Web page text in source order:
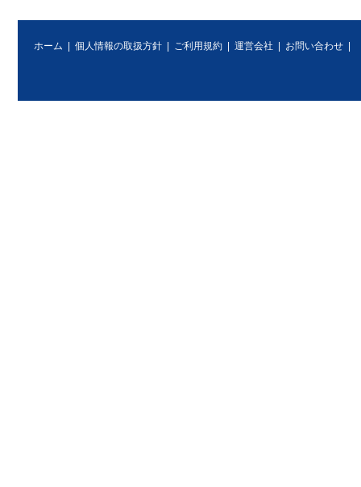
ホーム 個人情報の取扱方針 ご利用規約 運営会社 お問い合わせ